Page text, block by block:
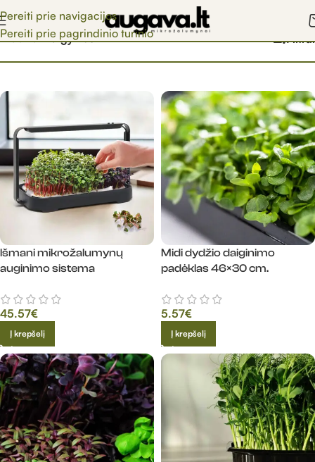
Pereiti prie navigacijos
Pereiti prie pagrindinio turinio
Pradžia/Daigyklos Filtrai
Išmani mikrožalumynų
auginimo sistema
45.57€
Į krepšelį
Midi dydžio daiginimo
padėklas 46×30 cm.
5.57€
Į krepšelį